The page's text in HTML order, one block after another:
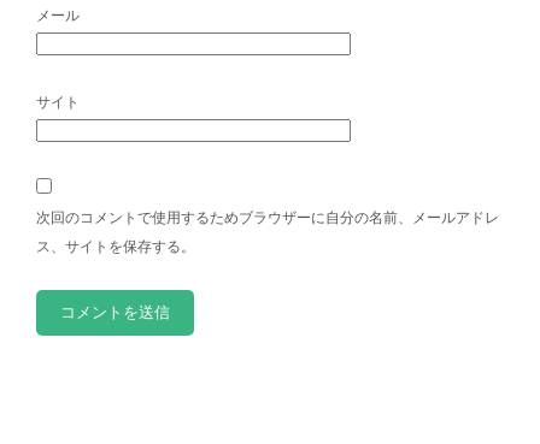
メール
サイト
次回のコメントで使用するためブラウザーに自分の名前、メールアドレ
ス、サイトを保存する。